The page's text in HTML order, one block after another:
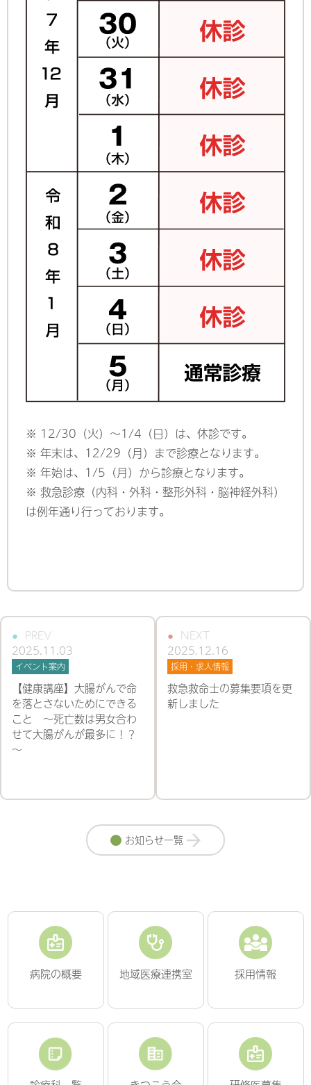
※ 12/30（火）～1/4（日）は、休診です。
※ 年末は、12/29（月）まで診療となります。
※ 年始は、1/5（月）から診療となります。
※ 救急診療（内科・外科・整形外科・脳神経外科）
は例年通り行っております。
PREV
2025.11.03
イベント案内
【健康講座】大腸がんで命
を落とさないためにできる
こと ～死亡数は男女合わ
せて大腸がんが最多に！？
～
NEXT
2025.12.16
採用・求人情報
救急救命士の募集要項を更
新しました
お知らせ一覧
病院の概要 地域医療連携室 採用情報